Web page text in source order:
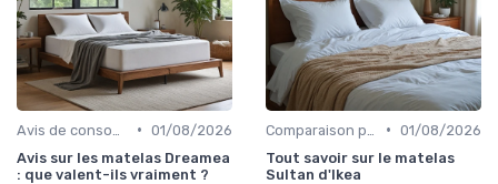
• 01/08/2026
Avis sur les matelas Dreamea
: que valent-ils vraiment ?
• 01/08/2026
Tout savoir sur le matelas
Sultan d'Ikea